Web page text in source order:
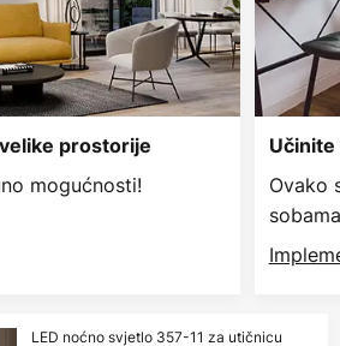
prostorije
mogućnosti!
Učinite
Ovako
LED noćno svjetlo 357-11 za utičnicu